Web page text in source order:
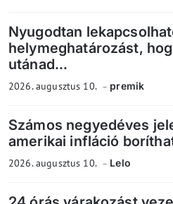
Nyugodtan
helymeghatározást,
utánad...
2026. augusztus 10. premik
Számos negyedéves
amerikai infláció
2026. augusztus 10. Lelo